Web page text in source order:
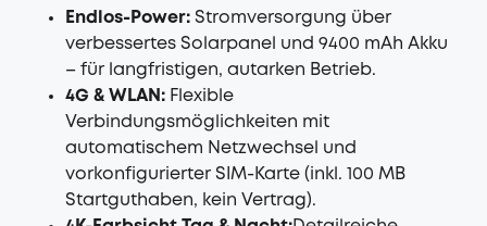
Endlos-Power: Stromversorgung über
verbessertes Solarpanel und 9400 mAh Akku
– für langfristigen, autarken Betrieb.
4G & WLAN: Flexible
Verbindungsmöglichkeiten mit
automatischem Netzwechsel und
vorkonfigurierter SIM-Karte (inkl. 100 MB
Startguthaben, kein Vertrag).